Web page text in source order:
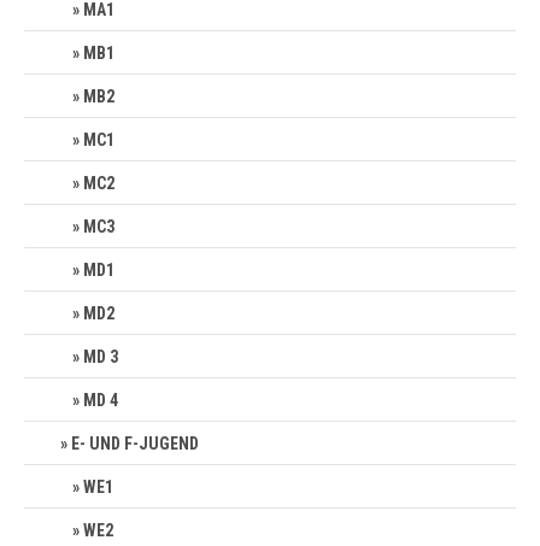
MA1
MB1
MB2
MC1
MC2
MC3
MD1
MD2
MD 3
MD 4
E- UND F-JUGEND
WE1
WE2